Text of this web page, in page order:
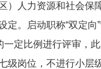
）人力资源和社会保
定。启动职称“双定
一定比例进行评审，
级岗位，不进行小层